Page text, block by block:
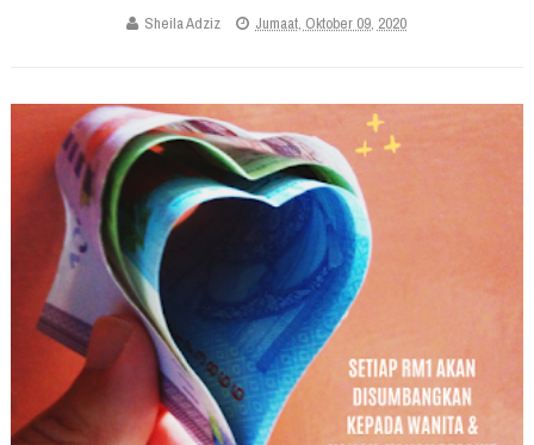
Sheila Adziz Jumaat, Oktober 09, 2020